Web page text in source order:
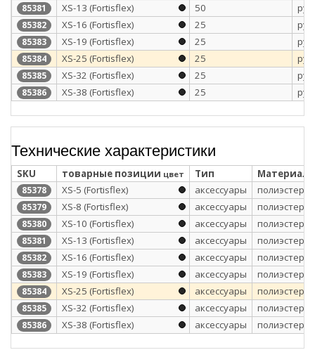
85381 XS-13 (Fortisflex) 50
85382 XS-16 (Fortisflex) 25
85383 XS-19 (Fortisflex) 25
85384 XS-25 (Fortisflex) 25
85385 XS-32 (Fortisflex) 25
85386 XS-38 (Fortisflex) 25
Технические характеристики
SKU товарные позиции цвет Тип Материал
85378 XS-5 (Fortisflex) аксессуары полиэстер
85379 XS-8 (Fortisflex) аксессуары полиэстер
85380 XS-10 (Fortisflex) аксессуары полиэстер
85381 XS-13 (Fortisflex) аксессуары полиэстер
85382 XS-16 (Fortisflex) аксессуары полиэстер
85383 XS-19 (Fortisflex) аксессуары полиэстер
85384 XS-25 (Fortisflex) аксессуары полиэстер
85385 XS-32 (Fortisflex) аксессуары полиэстер
85386 XS-38 (Fortisflex) аксессуары полиэстер